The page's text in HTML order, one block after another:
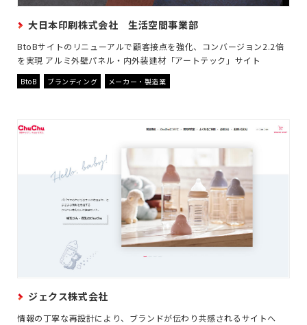
大日本印刷株式会社 生活空間事業部
BtoBサイトのリニューアルで顧客接点を強化、コンバージョン2.2倍
を実現 アルミ外壁パネル・内外装建材「アートテック」サイト
BtoB ブランディング メーカー・製造業
ジェクス株式会社
情報の丁寧な再設計により、ブランドが伝わり共感されるサイトへ